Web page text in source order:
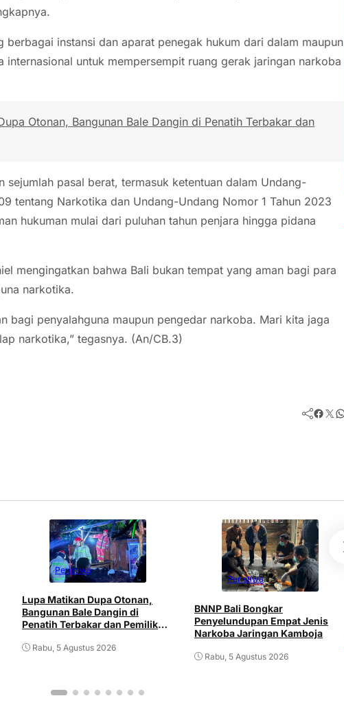
berbagai instansi dan aparat penegak hukum dari dalam maupun
internasional untuk mempersempit ruang gerak jaringan narkoba
Otonan, Bangunan Bale Dangin di Penatih Terbakar dan
sejumlah pasal berat, termasuk ketentuan dalam Undang-
tentang Narkotika dan Undang-Undang Nomor 1 Tahun 2023
hukuman mulai dari puluhan tahun penjara hingga pidana
mengingatkan bahwa Bali bukan tempat yang aman bagi para
narkotika.
bagi penyalahguna maupun pengedar narkoba. Mari kita jaga
narkotika,” tegasnya. (An/CB.3)
Facebook Twitter WhatsApp
Peristiwa
Lupa Matikan Dupa Otonan,
Bangunan Bale Dangin di
Penatih Terbakar dan Pemilik
Rabu, 5 Agustus 2026
Peristiwa
BNNP Bali Bongkar
Penyelundupan Empat Jenis
Narkoba Jaringan Kamboja
Rabu, 5 Agustus 2026